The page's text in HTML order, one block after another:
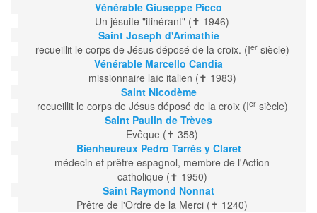
Vénérable Giuseppe Picco
Un jésuite "itinérant" (✝ 1946)
Saint Joseph d'Arimathie
recueillit le corps de Jésus déposé de la croix. (Ier siècle)
Vénérable Marcello Candia
missionnaire laïc italien (✝ 1983)
Saint Nicodème
recueillit le corps de Jésus déposé de la croix (Ier siècle)
Saint Paulin de Trèves
Evêque (✝ 358)
Bienheureux Pedro Tarrés y Claret
médecin et prêtre espagnol, membre de l'Action
catholique (✝ 1950)
Saint Raymond Nonnat
Prêtre de l'Ordre de la Merci (✝ 1240)